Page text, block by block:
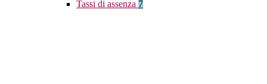
Tassi di assenza 7